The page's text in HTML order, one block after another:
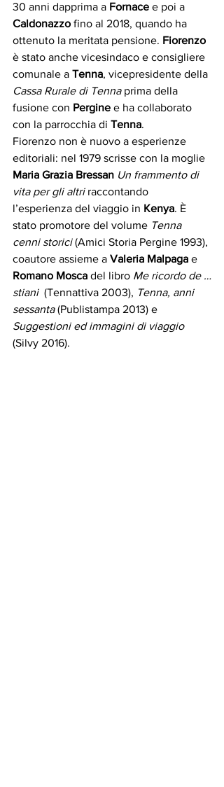
30 anni dapprima a Fornace e poi a
Caldonazzo fino al 2018, quando ha
ottenuto la meritata pensione. Fiorenzo
è stato anche vicesindaco e consigliere
comunale a Tenna, vicepresidente della
Cassa Rurale di Tenna prima della
fusione con Pergine e ha collaborato
con la parrocchia di Tenna.
Fiorenzo non è nuovo a esperienze
editoriali: nel 1979 scrisse con la moglie
Maria Grazia Bressan Un frammento di
vita per gli altri raccontando
l’esperienza del viaggio in Kenya. È
stato promotore del volume Tenna
cenni storici (Amici Storia Pergine 1993),
coautore assieme a Valeria Malpaga e
Romano Mosca del libro Me ricordo de …
stiani
  (Tennattiva 2003),
Tenna, anni
sessanta (Publistampa 2013) e
Suggestioni ed immagini di viaggio
(Silvy 2016).